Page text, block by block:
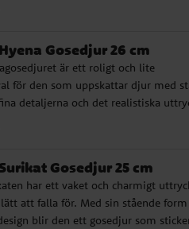
som present när du vill ge något
barnets första gosedjur. ✔️
med hög kvalitet ✔️ Godkänd
0 månader ✔️ Storlek: 25 cm
Gosedjur 26 cm
är ett roligt och lite
för den som uppskattar djur med
detaljerna och det realistiska
till barn som fascineras av
som vill ge bort något mer unikt.
med hög kvalitet ✔️ Godkänd
0 månader ✔️ Storlek: 26 cm
Gosedjur 25 cm
har ett vaket och charmigt
att falla för. Med sin stående form
blir den ett gosedjur som